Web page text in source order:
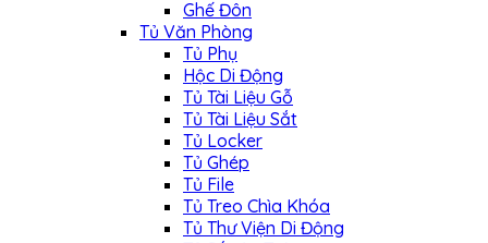
Ghế Đôn
Tủ Văn Phòng
Tủ Phụ
Hộc Di Động
Tủ Tài Liệu Gỗ
Tủ Tài Liệu Sắt
Tủ Locker
Tủ Ghép
Tủ File
Tủ Treo Chìa Khóa
Tủ Thư Viện Di Động